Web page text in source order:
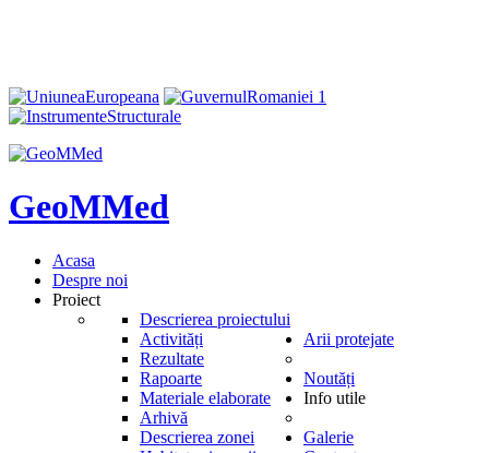
GeoMMed
Acasa
Despre noi
Proiect
Descrierea proiectului
Activități
Rezultate
Rapoarte
Materiale elaborate
Arhivă
Arii protejate
Descrierea zonei
Noutăți
Info utile
Galerie